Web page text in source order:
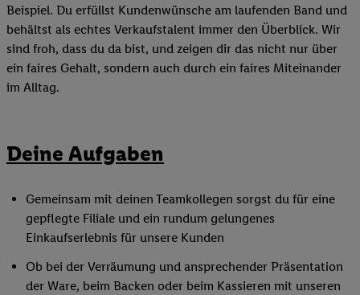
Beispiel. Du erfüllst Kundenwünsche am laufenden Band und
behältst als echtes Verkaufstalent immer den Überblick. Wir
sind froh, dass du da bist, und zeigen dir das nicht nur über
ein faires Gehalt, sondern auch durch ein faires Miteinander
im Alltag.
Deine Aufgaben
Gemeinsam mit deinen Teamkollegen sorgst du für eine
gepflegte Filiale und ein rundum gelungenes
Einkaufserlebnis für unsere Kunden
Ob bei der Verräumung und ansprechender Präsentation
der Ware, beim Backen oder beim Kassieren mit unseren